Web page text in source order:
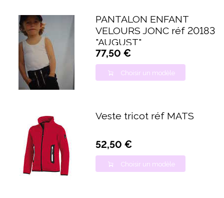
PANTALON ENFANT
VELOURS JONC réf 20183
"AUGUST"
77,50 €
Choisir un modèle
Veste tricot réf MATS
52,50 €
Choisir un modèle